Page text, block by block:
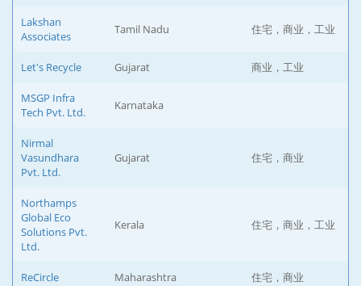
Lakshan
Associates
Tamil Nadu 住宅，商业，工业
Let's Recycle Gujarat 商业，工业
MSGP Infra
Tech Pvt. Ltd.
Karnataka
Nirmal
Vasundhara
Pvt. Ltd.
Gujarat 住宅，商业
Northamps
Global Eco
Solutions Pvt.
Ltd.
Kerala 住宅，商业，工业
ReCircle Maharashtra 住宅，商业